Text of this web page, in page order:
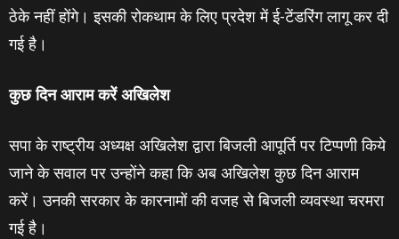
ठेके नहीं होंगे। इसकी रोकथाम के लिए प्रदेश में ई-टेंडरिंग लागू कर दी
गई है।
कुछ दिन आराम करें अखिलेश
सपा के राष्ट्रीय अध्यक्ष अखिलेश द्वारा बिजली आपूर्ति पर टिप्पणी किये
जाने के सवाल पर उन्होंने कहा कि अब अखिलेश कुछ दिन आराम
करें। उनकी सरकार के कारनामों की वजह से बिजली व्यवस्था चरमरा
गई है।